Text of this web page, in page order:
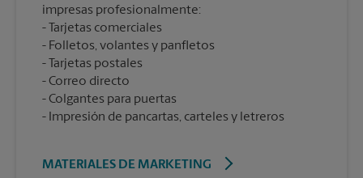
impresas profesionalmente:
Tarjetas comerciales
Folletos, volantes y panfletos
Tarjetas postales
Correo directo
Colgantes para puertas
Impresión de pancartas, carteles y letreros
MATERIALES DE MARKETING